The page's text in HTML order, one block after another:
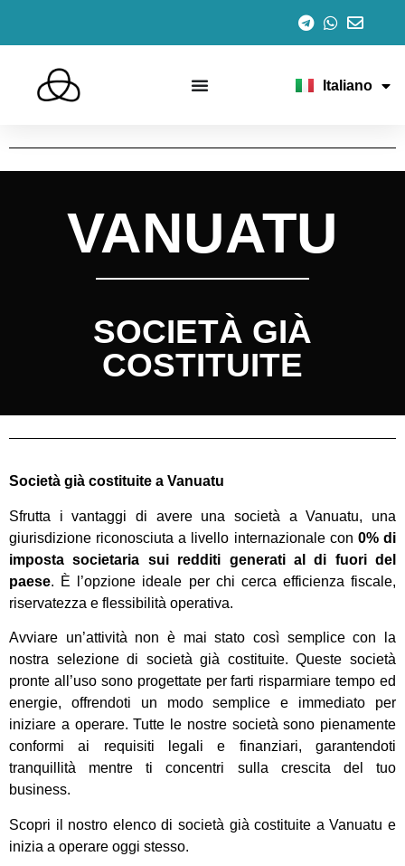
Italiano
English
Português
Deutsch
VANUATU
SOCIETÀ GIÀ
COSTITUITE
Società già costituite a Vanuatu
Sfrutta i vantaggi di avere una società a Vanuatu, una
giurisdizione riconosciuta a livello internazionale con 0% di
imposta societaria sui redditi generati al di fuori del
paese. È l’opzione ideale per chi cerca efficienza fiscale,
riservatezza e flessibilità operativa.
Avviare un’attività non è mai stato così semplice con la
nostra selezione di società già costituite. Queste società
pronte all’uso sono progettate per farti risparmiare tempo ed
energie, offrendoti un modo semplice e immediato per
iniziare a operare. Tutte le nostre società sono pienamente
conformi ai requisiti legali e finanziari, garantendoti
tranquillità mentre ti concentri sulla crescita del tuo
business.
Scopri il nostro elenco di società già costituite a Vanuatu e
inizia a operare oggi stesso.